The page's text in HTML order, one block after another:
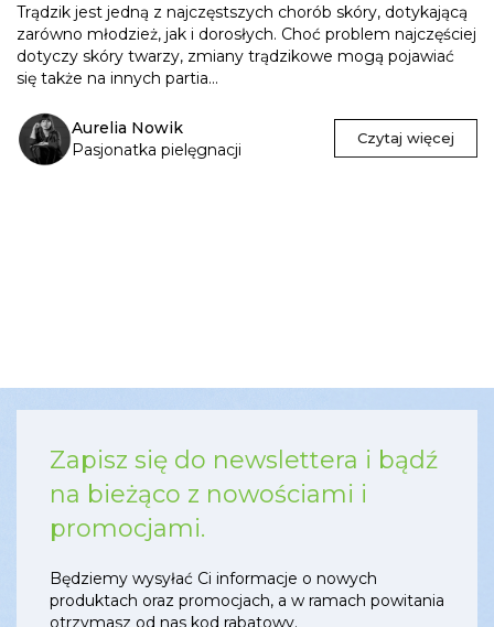
Trądzik jest jedną z najczęstszych chorób skóry, dotykającą
zarówno młodzież, jak i dorosłych. Choć problem najczęściej
dotyczy skóry twarzy, zmiany trądzikowe mogą pojawiać
się także na innych partia...
Aurelia Nowik
Pasjonatka pielęgnacji
Czytaj więcej
Zapisz się do newslettera i bądź
na bieżąco z nowościami i
promocjami.
Będziemy wysyłać Ci informacje o nowych
produktach oraz promocjach, a w ramach powitania
otrzymasz od nas kod rabatowy.